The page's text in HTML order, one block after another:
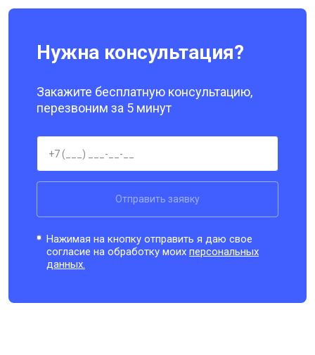
Нужна консультация?
Закажите бесплатную консультацию,
перезвоним за 5 минут
Отправить заявку
Нажимая на кнопку отправить я даю свое
согласие на обработку моихперсональных
данных.